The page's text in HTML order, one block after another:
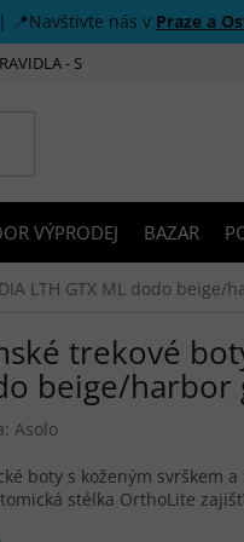
📍Navštivte nás v Praze a
- SOUTĚŽE
VÝPRODEJ BAZAR
LTH GTX ML dodo beige/
trekové
beige/harbor
Asolo
boty s koženým svrškem a
stélka OrthoLite